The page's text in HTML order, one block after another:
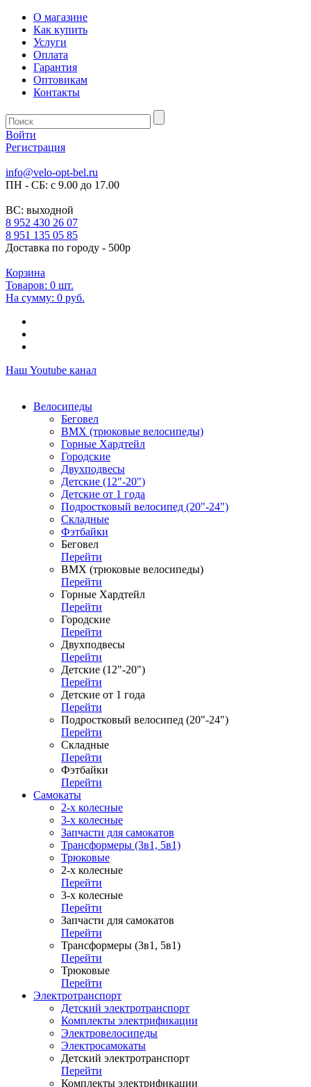
О магазине
Как купить
Услуги
Оплата
Гарантия
Оптовикам
Контакты
Войти
Регистрация
info@velo-opt-bel.ru
ПН - СБ: с 9.00 до 17.00
ВС: выходной
8 952 430 26 07
8 951 135 05 85
Доставка по городу - 500р
Корзина
Товаров: 0 шт.
На сумму: 0 руб.
Наш Youtube канал
Велосипеды
Беговел
ВМХ (трюковые велосипеды)
Горные Хардтейл
Городские
Двухподвесы
Детские (12"-20")
Детские от 1 года
Подростковый велосипед (20"-24")
Складные
Фэтбайки
Беговел
Перейти
ВМХ (трюковые велосипеды)
Перейти
Горные Хардтейл
Перейти
Городские
Перейти
Двухподвесы
Перейти
Детские (12"-20")
Перейти
Детские от 1 года
Перейти
Подростковый велосипед (20"-24")
Перейти
Складные
Перейти
Фэтбайки
Перейти
Самокаты
2-х колесные
3-х колесные
Запчасти для самокатов
Трансформеры (3в1, 5в1)
Трюковые
2-х колесные
Перейти
3-х колесные
Перейти
Запчасти для самокатов
Перейти
Трансформеры (3в1, 5в1)
Перейти
Трюковые
Перейти
Электротранспорт
Детский электротранспорт
Комплекты электрификации
Электровелосипеды
Электросамокаты
Детский электротранспорт
Перейти
Комплекты электрификации